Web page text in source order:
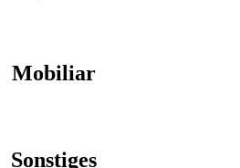
Mobiliar
Sonstiges